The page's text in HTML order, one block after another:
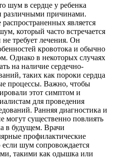
шум в сердце у ребенка
различными причинами.
является
который часто встречается
требует лечения. Он
кровотока и обычно
Однако в некоторых случаях
на наличие сердечно-
таких как пороки сердца
процессы. Важно, чтобы
этот симптом и
для проведения
Ранняя диагностика и
могут существенно повлиять
в будущем. Врачи
профилактические
шум сопровождается
такими как одышка или